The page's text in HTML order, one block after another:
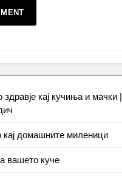
кај кучиња и мачки |
кај домашните миленици
вашето куче